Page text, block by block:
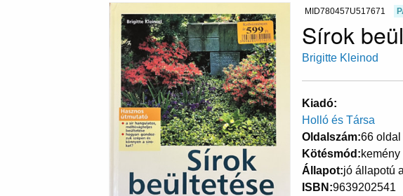
MID780457U517671
Sírok
Brigitte Kleinod
Kiadó
Holló és Társa
Oldalszám 66 oldal
Kötésmód kemény
Állapot jó állapotú
ISBN 9639202541